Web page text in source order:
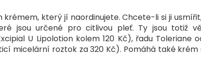
který jí naordinujete. Chcete-li si ji
jsou určené pro citlivou pleť. Ty jsou totiž
U Lipolotion kolem 120 Kč), řadu Toleriane
micelární roztok za 320 Kč). Pomáhá také